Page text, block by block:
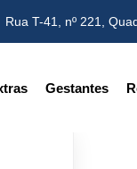
Rua T-41, nº 221,
Gestantes